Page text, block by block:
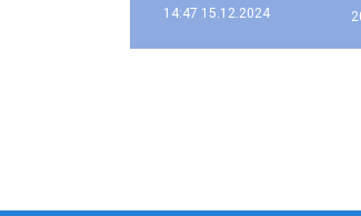
14:47 15.12.2024